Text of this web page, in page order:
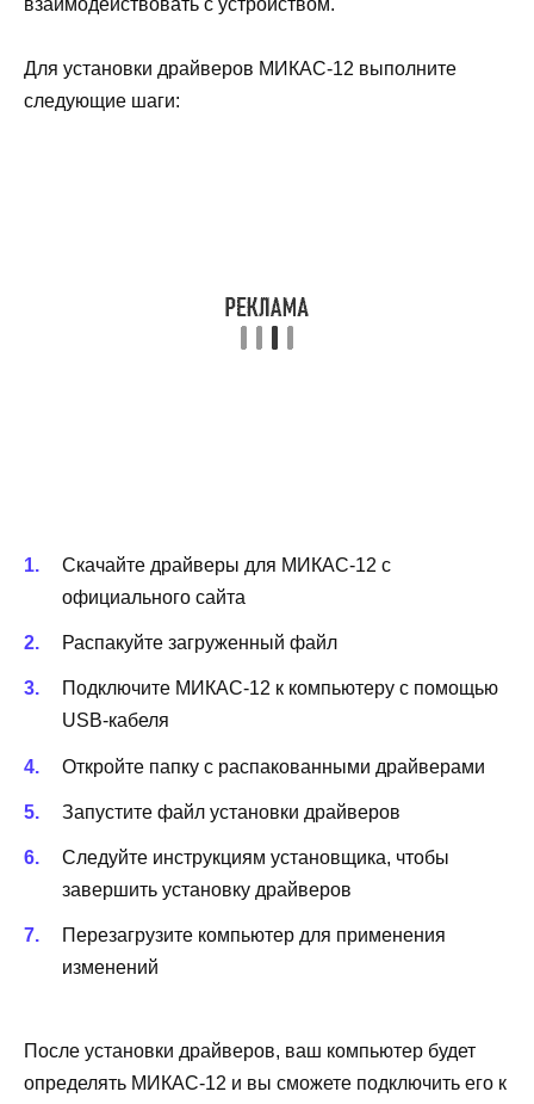
Для установки драйверов МИКАС-12 выполните
следующие шаги:
Скачайте драйверы для МИКАС-12 с
официального сайта
Распакуйте загруженный файл
Подключите МИКАС-12 к компьютеру с помощью
USB-кабеля
Откройте папку с распакованными драйверами
Запустите файл установки драйверов
Следуйте инструкциям установщика, чтобы
завершить установку драйверов
Перезагрузите компьютер для применения
изменений
После установки драйверов, ваш компьютер будет
определять МИКАС-12 и вы сможете подключить его к